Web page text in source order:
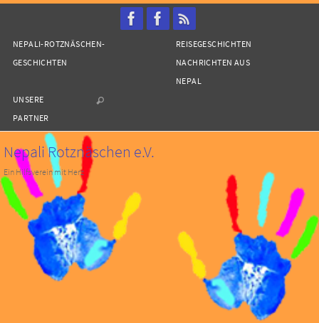
springen
NEPALI-ROTZNÄSCHEN-
GESCHICHTEN
REISEGESCHICHTEN
NACHRICHTEN AUS
NEPAL
UNSERE
PARTNER
Nepali Rotznäschen e.V.
Ein Hilfsverein mit Herz